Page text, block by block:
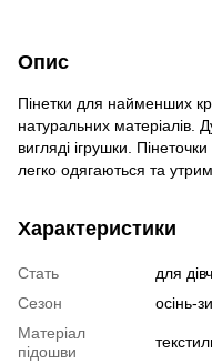
Опис
Пінетки для найменших
натуральних матеріалів.
вигляді ігрушки.
легко одягаються та
Характеристики
Стать
для
Сезон
осінь-
Матеріал
підошви